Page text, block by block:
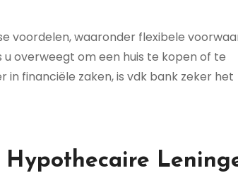
voordelen, waaronder flexibele
overweegt om een huis te kopen of te
financiële zaken, is vdk bank zeker het